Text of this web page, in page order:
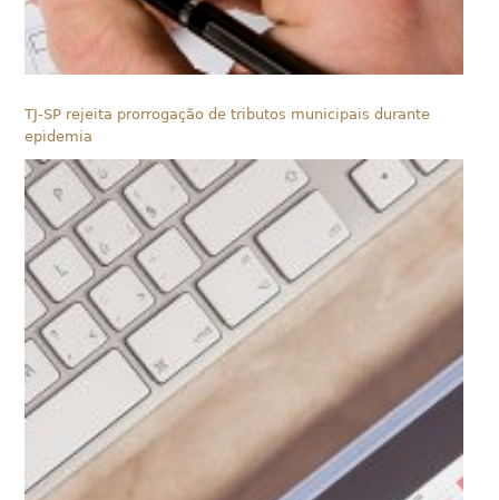
TJ-SP rejeita prorrogação de tributos municipais durante
epidemia